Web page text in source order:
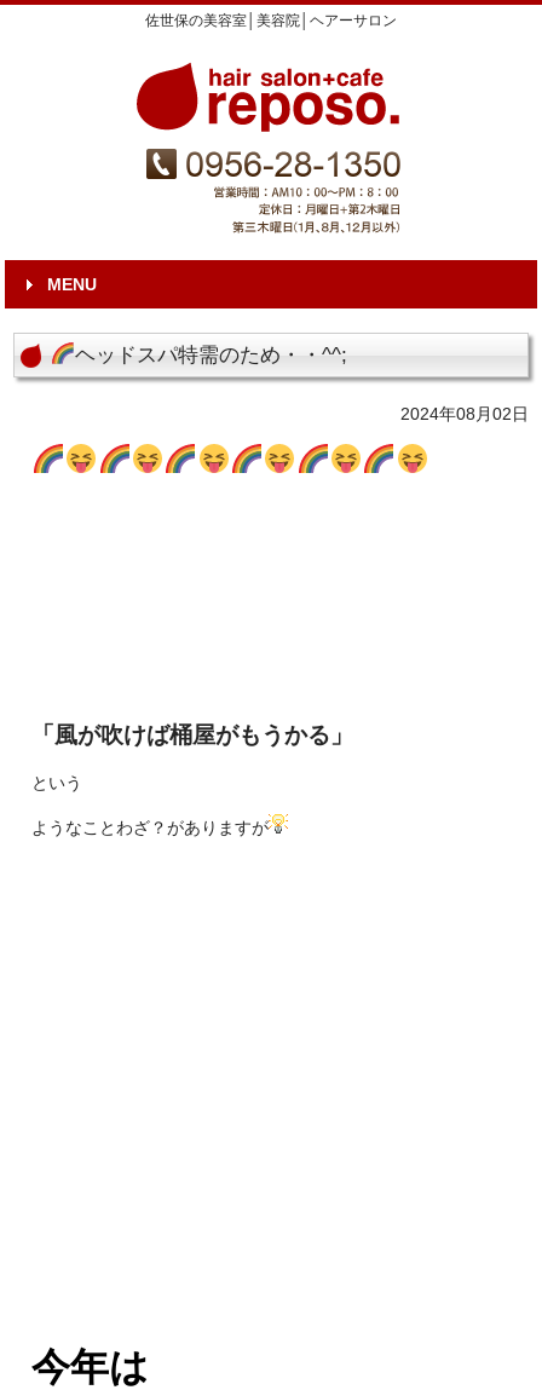
佐世保の美容室│美容院│ヘアーサロン
MENU
ヘッドスパ特需のため・・^^;
2024年08月02日
「風が吹けば桶屋がもうかる」
という
ようなことわざ？がありますが
今年は